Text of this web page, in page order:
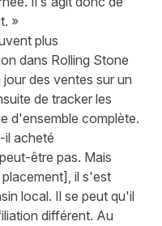
»
plus
dans Rolling Stone
des ventes sur un
de tracker les
d'ensemble complète.
il acheté
être pas. Mais
il s'est
local. Il se peut qu'il
différent. Au